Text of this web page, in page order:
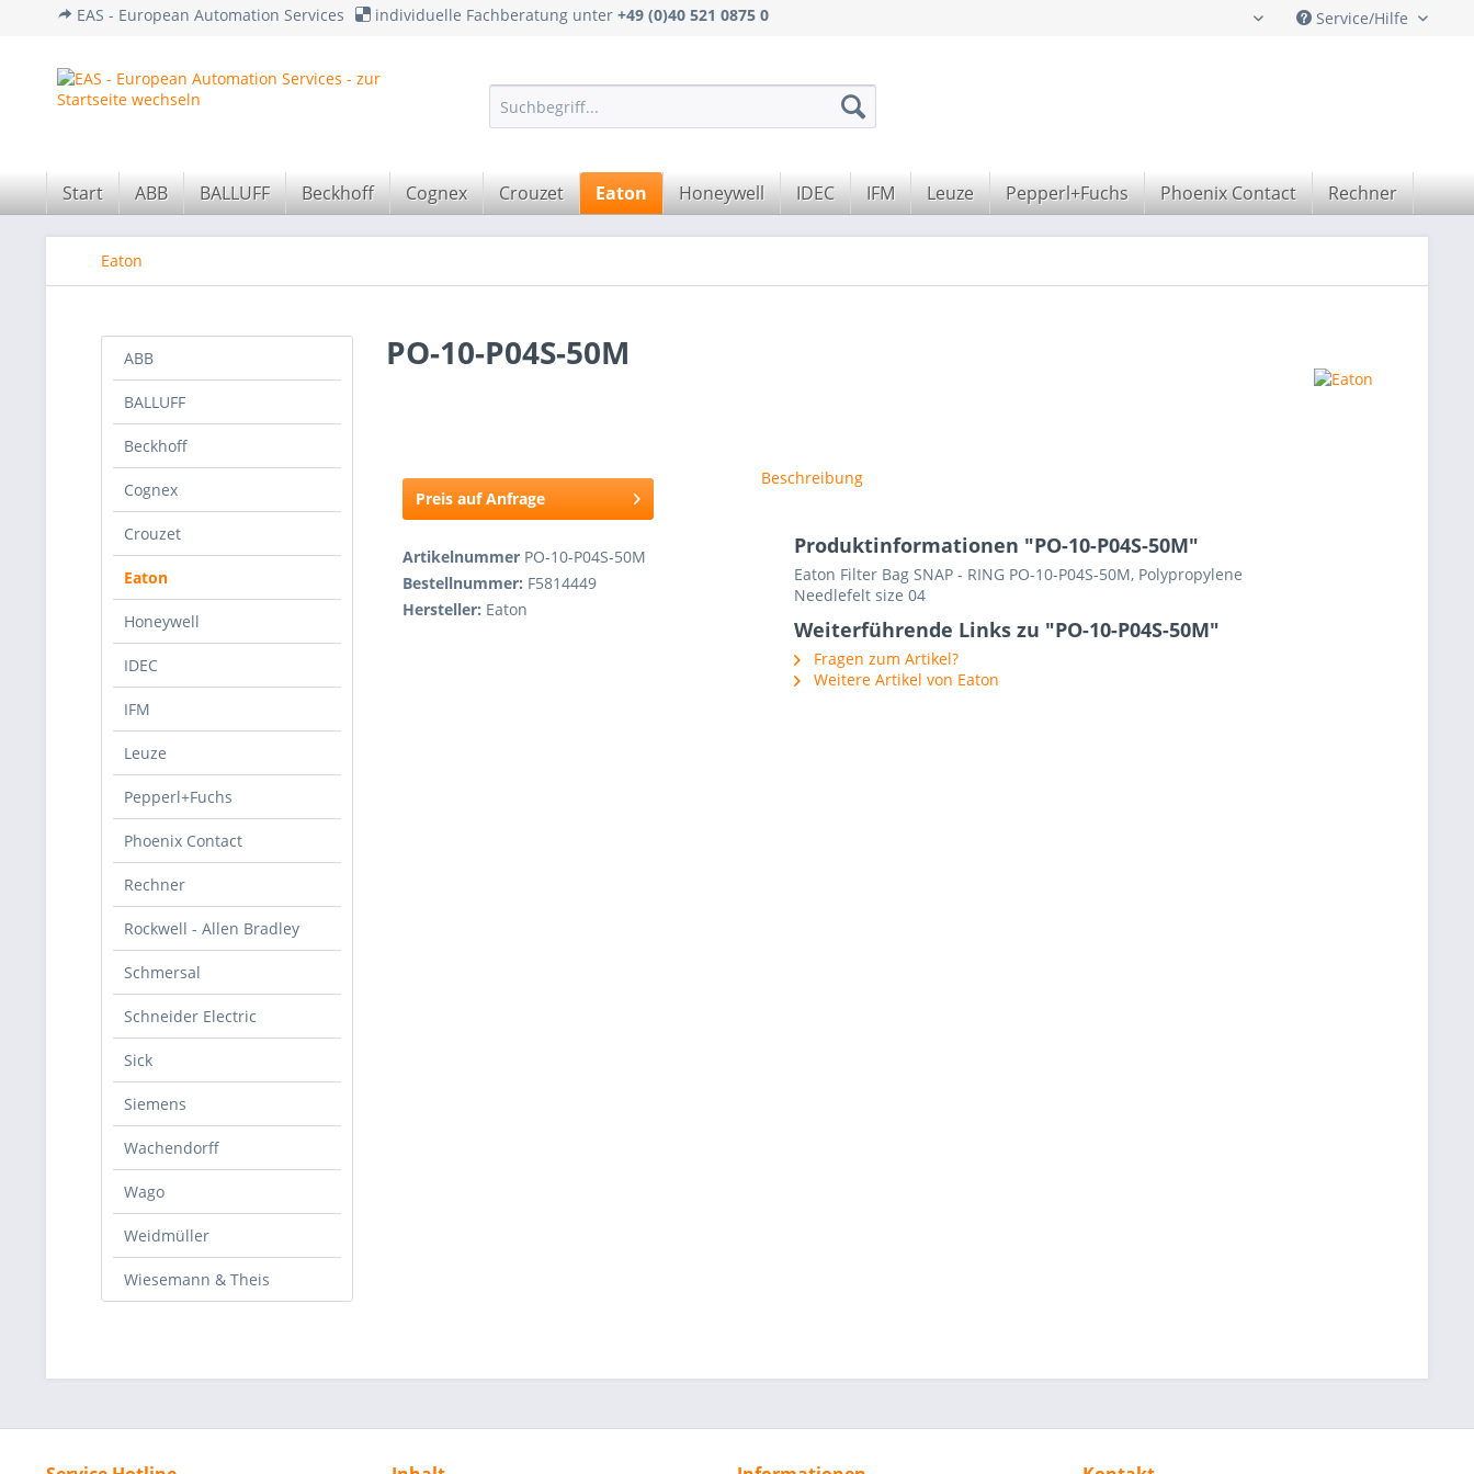
EAS - European Automation Services individuelle Fachberatung unter +49 (0)40 521 0875 0 Deutsch Service/Hilfe
Start ABB BALLUFF Beckhoff Cognex Crouzet Eaton Honeywell IDEC IFM Leuze Pepperl+Fuchs Phoenix Contact Rechner
Eaton
ABB
BALLUFF
Beckhoff
Cognex
Crouzet
Eaton
Honeywell
IDEC
IFM
Leuze
Pepperl+Fuchs
Phoenix Contact
Rechner
Rockwell - Allen Bradley
Schmersal
Schneider Electric
Sick
Siemens
Wachendorff
Wago
Weidmüller
Wiesemann & Theis
PO-10-P04S-50M
Preis auf Anfrage
Artikelnummer PO-10-P04S-50M
Bestellnummer: F5814449
Hersteller: Eaton
Beschreibung
Produktinformationen "PO-10-P04S-50M"
Eaton Filter Bag SNAP - RING PO-10-P04S-50M, Polypropylene
Needlefelt size 04
Weiterführende Links zu "PO-10-P04S-50M"
Fragen zum Artikel?
Weitere Artikel von Eaton